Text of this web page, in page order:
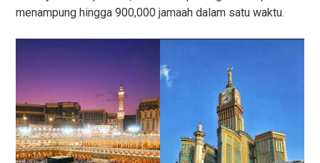
menampung hingga 900,000 jamaah dalam satu waktu.